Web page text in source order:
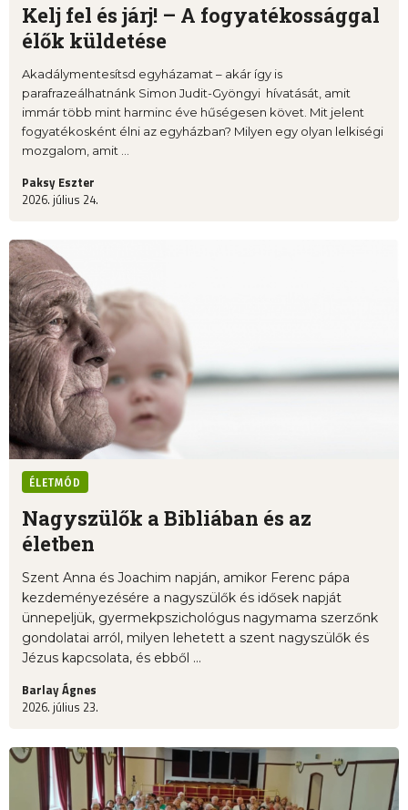
Kelj fel és járj! – A fogyatékossággal
élők küldetése
Akadálymentesítsd egyházamat – akár így is
parafrazeálhatnánk Simon Judit-Gyöngyi hívatását, amit
immár több mint harminc éve hűségesen követ. Mit jelent
fogyatékosként élni az egyházban? Milyen egy olyan lelkiségi
mozgalom, amit ...
Paksy Eszter
2026. július 24.
ÉLETMÓD
Nagyszülők a Bibliában és az
életben
Szent Anna és Joachim napján, amikor Ferenc pápa
kezdeményezésére a nagyszülők és idősek napját
ünnepeljük, gyermekpszichológus nagymama szerzőnk
gondolatai arról, milyen lehetett a szent nagyszülők és
Jézus kapcsolata, és ebből ...
Barlay Ágnes
2026. július 23.